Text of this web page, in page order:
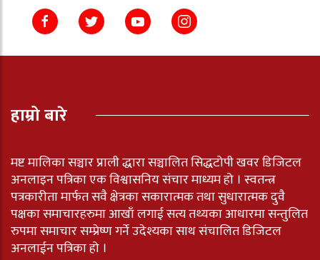
हाम्रो बारे
मष्ट मालिका सञ्चार प्राली द्धारा सञ्चालित सिद्धटोपी खवर डिजिटल
अनलाइन पत्रिका एक विश्वासनिय संचार माध्यम हो । स्वतन्त्र
पत्रकारीता मार्फत सवै क्षेत्रका सकारात्मक तथा सुधारात्मक दुवै
पक्षका समाचारहरुमा आखाँ लगाई सत्य तथ्यका आधारमा सन्तुलित
रुपमा समाचार सम्प्रेष्ण गर्ने उदेश्यका साथ संचालित डिजिटल
अनलाईन पत्रिका हो ।